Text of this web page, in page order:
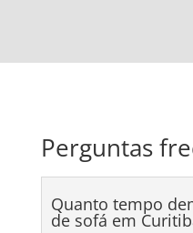
Perguntas
Quanto tempo
de sofá em